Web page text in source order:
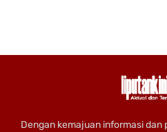
Dengan kemajuan informasi dan